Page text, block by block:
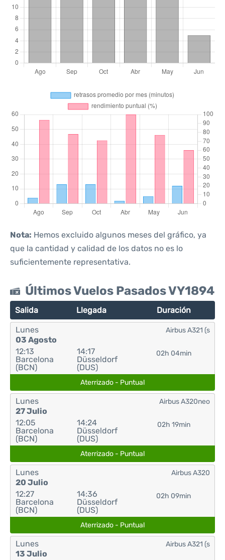
Nota: Hemos excluido algunos meses del gráfico, ya
que la cantidad y calidad de los datos no es lo
suficientemente representativa.
Últimos Vuelos Pasados VY1894
Salida Llegada Duración
Lunes
03 Agosto
12:13
Barcelona
(BCN)
14:17
Düsseldorf
(DUS)
02h 04min
Airbus A321 (s
Aterrizado - Puntual
Lunes
27 Julio
12:05
Barcelona
(BCN)
14:24
Düsseldorf
(DUS)
02h 19min
Airbus A320neo
Aterrizado - Puntual
Lunes
20 Julio
12:27
Barcelona
(BCN)
14:36
Düsseldorf
(DUS)
02h 09min
Airbus A320
Aterrizado - Puntual
Lunes
13 Julio
Airbus A321 (s